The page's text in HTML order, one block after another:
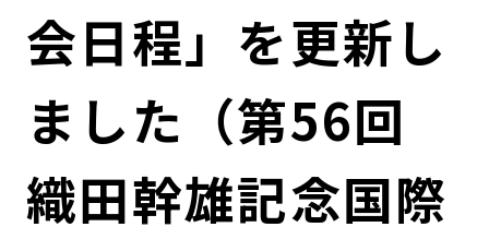
コンダクト向上の取組み
ローカル共創イニシアティブ
財務情報・IR資料
IRニュース
IRカレンダー
持続可能な金融のフレームワーク
環境
会日程」を更新し
ました（第56回
織田幹雄記念国際